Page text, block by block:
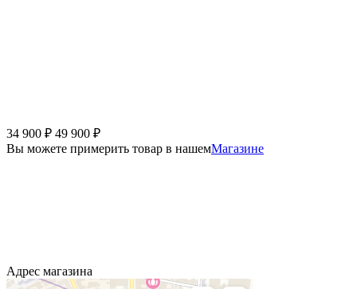
34 900 ₽ 49 900 ₽
Вы можете примерить товар в нашемМагазине
Адрес магазина